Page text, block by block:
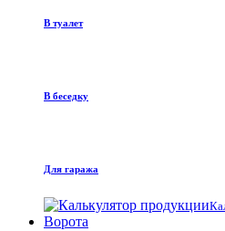
В туалет
В беседку
Для гаража
Ворота